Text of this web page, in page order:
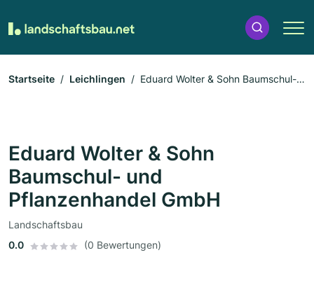
Startseite Leichlingen
Eduard Wolter & Sohn Baumschul-
Eduard Wolter & Sohn
Baumschul- und
Pflanzenhandel GmbH
Landschaftsbau
0.0
(0 Bewertungen)